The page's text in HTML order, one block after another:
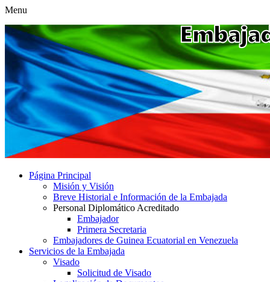
Menu
Página Principal
Misión y Visión
Breve Historial e Información de la Embajada
Personal Diplomático Acreditado
Embajador
Primera Secretaria
Embajadores de Guinea Ecuatorial en Venezuela
Servicios de la Embajada
Visado
Solicitud de Visado